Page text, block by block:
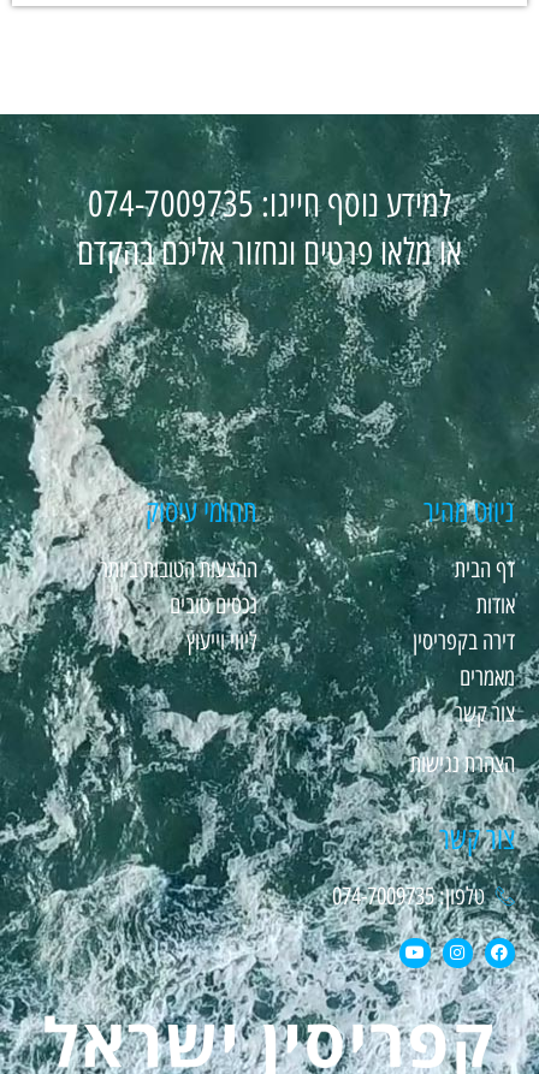
למידע נוסף חייגו: 074-7009735
או מלאו פרטים ונחזור אליכם בהקדם
ניווט מהיר
דף הבית
אודות
דירה בקפריסין
מאמרים
צור קשר
הצהרת נגישות
תחומי עיסוק
ההצעות הטובות ביותר
נכסים טובים
ליווי וייעוץ
צור קשר
טלפון: 074-7009735